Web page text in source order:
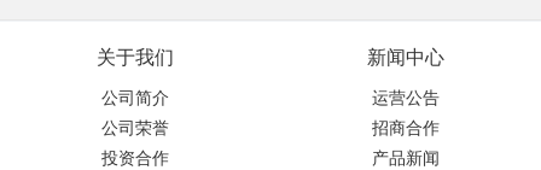
关于我们
公司简介
公司荣誉
投资合作
新闻中心
运营公告
招商合作
产品新闻